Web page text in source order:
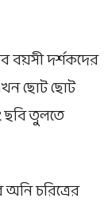
দর্শকদের
ছোট ছোট
ছবি তুলতে
অনি চরিত্রের